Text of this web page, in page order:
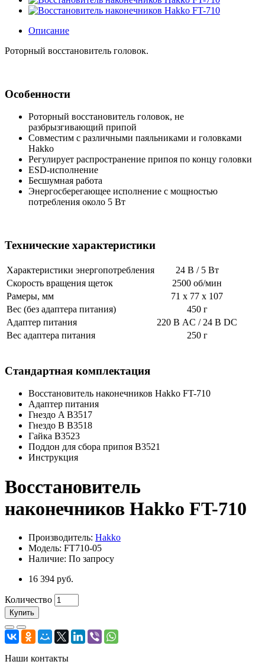
Описание
Роторный восстановитель головок.
Особенности
Роторный восстановитель головок, не
разбрызгивающий припой
Совместим с различными паяльниками и головками
Hakko
Регулирует распространение припоя по концу головки
ESD-исполнение
Бесшумная работа
Энергосберегающее исполнение с мощностью
потребления около 5 Вт
Технические характеристики
Характеристики энергопотребления
24 В / 5 Вт
Скорость вращения щеток
2500 об/мин
Рамеры, мм
71 х 77 х 107
Вес (без адаптера питания)
450 г
Адаптер питания
220 В AC / 24 В DC
Вес адаптера питания
250 г
Стандартная комплектация
Восстановитель наконечников Hakko FT-710
Адаптер питания
Гнездо A B3517
Гнездо B B3518
Гайка B3523
Поддон для сбора припоя B3521
Инструкция
Восстановитель
наконечников Hakko FT-710
Производитель: Hakko
Модель: FT710-05
Наличие: По запросу
16 394 руб.
Количество
Купить
Наши контакты